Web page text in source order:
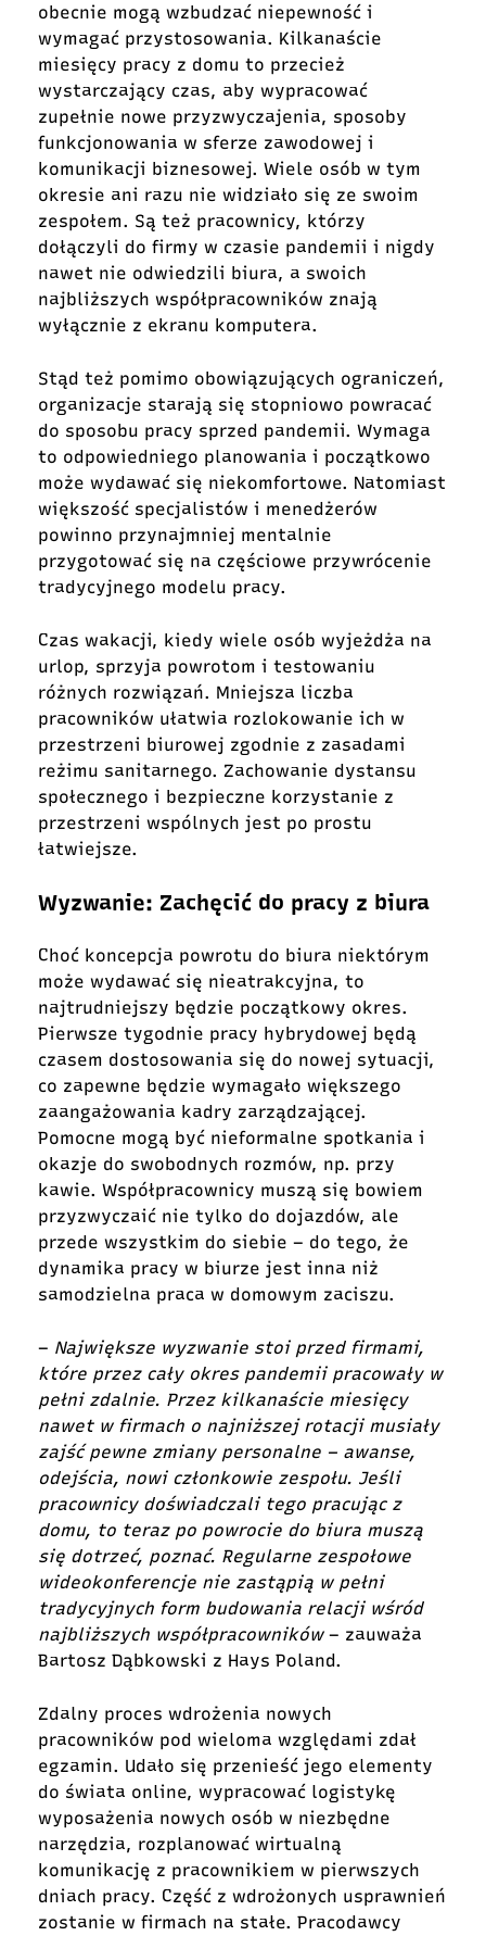
obecnie mogą wzbudzać niepewność i
wymagać przystosowania. Kilkanaście
miesięcy pracy z domu to przecież
wystarczający czas, aby wypracować
zupełnie nowe przyzwyczajenia, sposoby
funkcjonowania w sferze zawodowej i
komunikacji biznesowej. Wiele osób w tym
okresie ani razu nie widziało się ze swoim
zespołem. Są też pracownicy, którzy
dołączyli do firmy w czasie pandemii i nigdy
nawet nie odwiedzili biura, a swoich
najbliższych współpracowników znają
wyłącznie z ekranu komputera.
Stąd też pomimo obowiązujących ograniczeń,
organizacje starają się stopniowo powracać
do sposobu pracy sprzed pandemii. Wymaga
to odpowiedniego planowania i początkowo
może wydawać się niekomfortowe. Natomiast
większość specjalistów i menedżerów
powinno przynajmniej mentalnie
przygotować się na częściowe przywrócenie
tradycyjnego modelu pracy.
Czas wakacji, kiedy wiele osób wyjeżdża na
urlop, sprzyja powrotom i testowaniu
różnych rozwiązań. Mniejsza liczba
pracowników ułatwia rozlokowanie ich w
przestrzeni biurowej zgodnie z zasadami
reżimu sanitarnego. Zachowanie dystansu
społecznego i bezpieczne korzystanie z
przestrzeni wspólnych jest po prostu
łatwiejsze.
Wyzwanie: Zachęcić do pracy z biura
Choć koncepcja powrotu do biura niektórym
może wydawać się nieatrakcyjna, to
najtrudniejszy będzie początkowy okres.
Pierwsze tygodnie pracy hybrydowej będą
czasem dostosowania się do nowej sytuacji,
co zapewne będzie wymagało większego
zaangażowania kadry zarządzającej.
Pomocne mogą być nieformalne spotkania i
okazje do swobodnych rozmów, np. przy
kawie. Współpracownicy muszą się bowiem
przyzwyczaić nie tylko do dojazdów, ale
przede wszystkim do siebie – do tego, że
dynamika pracy w biurze jest inna niż
samodzielna praca w domowym zaciszu.
– Największe wyzwanie stoi przed firmami,
które przez cały okres pandemii pracowały w
pełni zdalnie. Przez kilkanaście miesięcy
nawet w firmach o najniższej rotacji musiały
zajść pewne zmiany personalne – awanse,
odejścia, nowi członkowie zespołu. Jeśli
pracownicy doświadczali tego pracując z
domu, to teraz po powrocie do biura muszą
się dotrzeć, poznać. Regularne zespołowe
wideokonferencje nie zastąpią w pełni
tradycyjnych form budowania relacji wśród
najbliższych współpracowników– zauważa
Bartosz Dąbkowski z Hays Poland.
Zdalny proces wdrożenia nowych
pracowników pod wieloma względami zdał
egzamin. Udało się przenieść jego elementy
do świata online, wypracować logistykę
wyposażenia nowych osób w niezbędne
narzędzia, rozplanować wirtualną
komunikację z pracownikiem w pierwszych
dniach pracy. Część z wdrożonych usprawnień
zostanie w firmach na stałe. Pracodawcy